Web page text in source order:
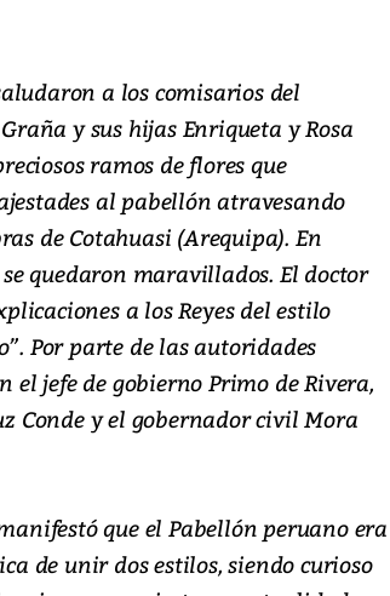
a los comisarios del
y sus hijas Enriqueta y Rosa
ramos de flores que
al pabellón atravesando
de Cotahuasi (Arequipa). En
quedaron maravillados. El doctor
a los Reyes del estilo
Por parte de las autoridades
el jefe de gobierno Primo de Rivera,
Conde y el gobernador civil Mora
que el Pabellón peruano era
de unir dos estilos, siendo curioso